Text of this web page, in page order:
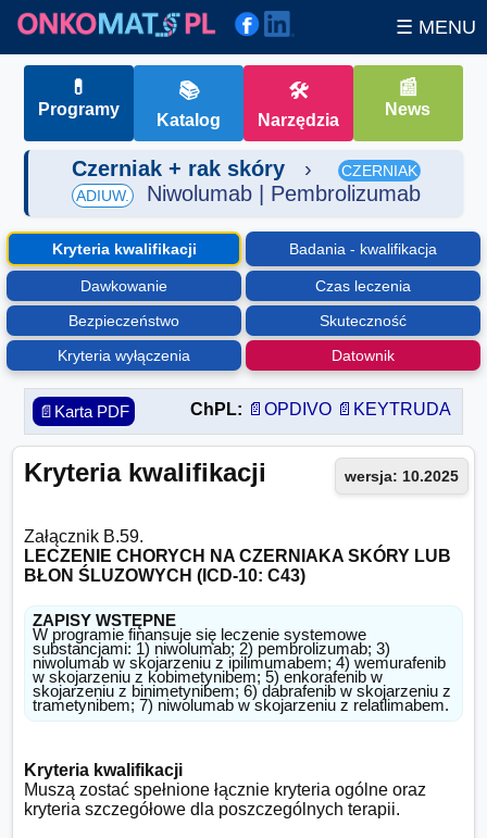
☰ MENU
💊
Programy
📚
Katalog
🛠
Narzędzia
📰
News
Czerniak + rak skóry ›
CZERNIAK
ADIUW.
Niwolumab | Pembrolizumab
Kryteria kwalifikacji Badania - kwalifikacja
Dawkowanie
Czas leczenia
Bezpieczeństwo
Skuteczność
Kryteria wyłączenia
Datownik
📄Karta PDF ChPL: 📄OPDIVO 📄KEYTRUDA
Kryteria kwalifikacji wersja: 10.2025
LECZENIE CHORYCH NA CZERNIAKA SKÓRY LUB
BŁON ŚLUZOWYCH (ICD-10: C43)
ZAPISY WSTĘPNE
W programie finansuje się leczenie systemowe
substancjami: 1) niwolumab; 2) pembrolizumab; 3)
niwolumab w skojarzeniu z ipilimumabem; 4) wemurafenib
w skojarzeniu z kobimetynibem; 5) enkorafenib w
skojarzeniu z binimetynibem; 6) dabrafenib w skojarzeniu z
trametynibem; 7) niwolumab w skojarzeniu z relatlimabem.
Kryteria kwalifikacji
Muszą zostać spełnione łącznie kryteria ogólne oraz
kryteria szczegółowe dla poszczególnych terapii.